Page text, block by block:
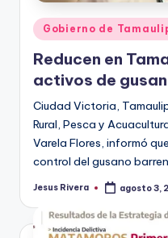
Publicado
en
Gobierno de
Reducen en
activos de
Ciudad Victoria,
Rural, Pesca y
Varela Flores, informó
control del gusano
Publicado
Jesus Rivera agosto 3,